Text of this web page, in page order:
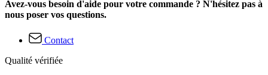
Avez-vous besoin d'aide pour votre commande ? N'hésitez pas à
nous poser vos questions.
Contact
Qualité vérifiée